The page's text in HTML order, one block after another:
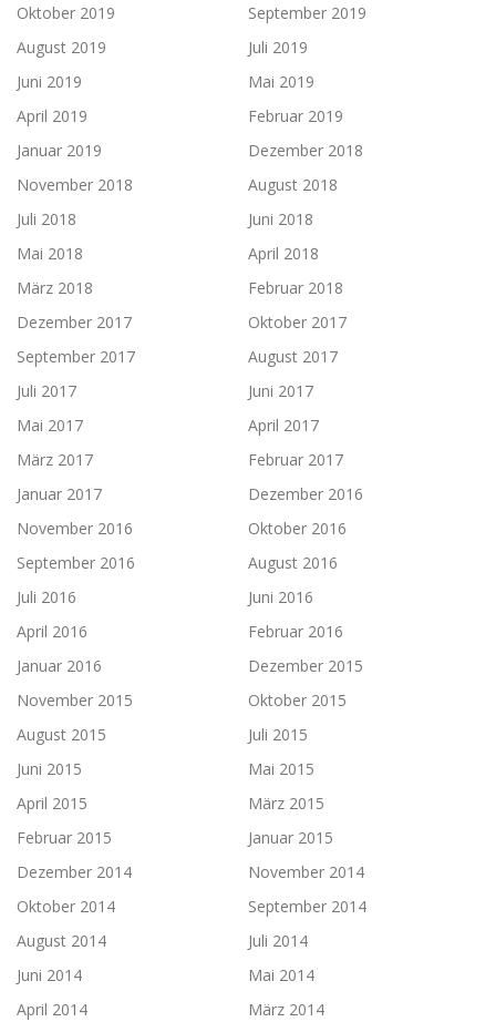
Oktober 2019
September 2019
August 2019
Juli 2019
Juni 2019
Mai 2019
April 2019
Februar 2019
Januar 2019
Dezember 2018
November 2018
August 2018
Juli 2018
Juni 2018
Mai 2018
April 2018
März 2018
Februar 2018
Dezember 2017
Oktober 2017
September 2017
August 2017
Juli 2017
Juni 2017
Mai 2017
April 2017
März 2017
Februar 2017
Januar 2017
Dezember 2016
November 2016
Oktober 2016
September 2016
August 2016
Juli 2016
Juni 2016
April 2016
Februar 2016
Januar 2016
Dezember 2015
November 2015
Oktober 2015
August 2015
Juli 2015
Juni 2015
Mai 2015
April 2015
März 2015
Februar 2015
Januar 2015
Dezember 2014
November 2014
Oktober 2014
September 2014
August 2014
Juli 2014
Juni 2014
Mai 2014
April 2014
März 2014